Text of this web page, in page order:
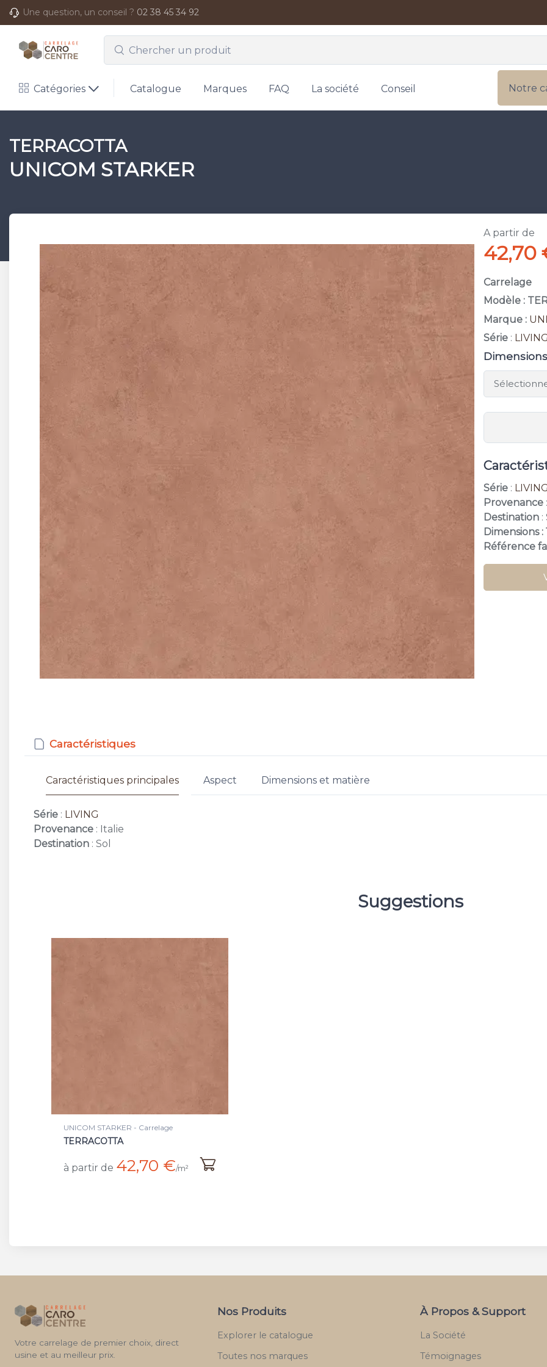
Une question, un conseil ? 02 38 45 34 92
Catégories Catalogue Marques FAQ La société Conseil Notre
TERRACOTTA
UNICOM STARKER
A partir de
42,70
Carrelage
Modèle :
Marque :
Série : LIVING
Dimensions
Série : LIVING
Provenance
Destination :
Dimensions :
Référence
Caractéristiques
Caractéristiques principales Aspect Dimensions et matière
Série : LIVING
Provenance : Italie
Destination : Sol
Suggestions
UNICOM STARKER - Carrelage
TERRACOTTA
à partir de 42,70 €/m²
Votre carrelage de premier choix, direct
usine et au meilleur prix.
Nos Produits
Explorer le catalogue
Toutes nos marques
À Propos & Support
La Société
Témoignages